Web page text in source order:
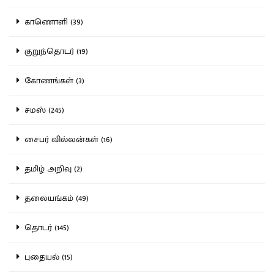
காணொளி (39)
குறுந்தொடர் (19)
கோணங்கள் (3)
சமஸ் (245)
சைபர் வில்லன்கள் (16)
தமிழ் அறிவு (2)
தலையங்கம் (49)
தொடர் (145)
புதையல் (15)